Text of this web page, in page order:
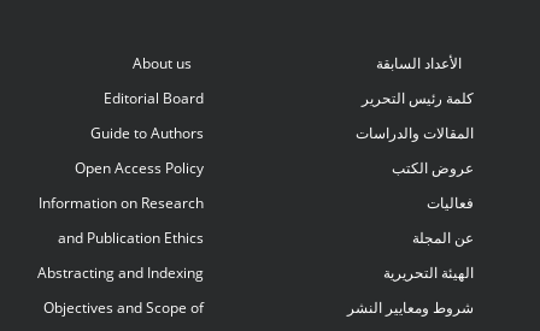
الأعداد السابقة
كلمة رئيس التحرير
المقالات والدراسات
عروض الكتب
فعاليات
عن المجلة
الهيئة التحريرية
شروط ومعايير النشر
About us
Editorial Board
Guide to Authors
Open Access Policy
Information on Research
and Publication Ethics
Abstracting and Indexing
Objectives and Scope of